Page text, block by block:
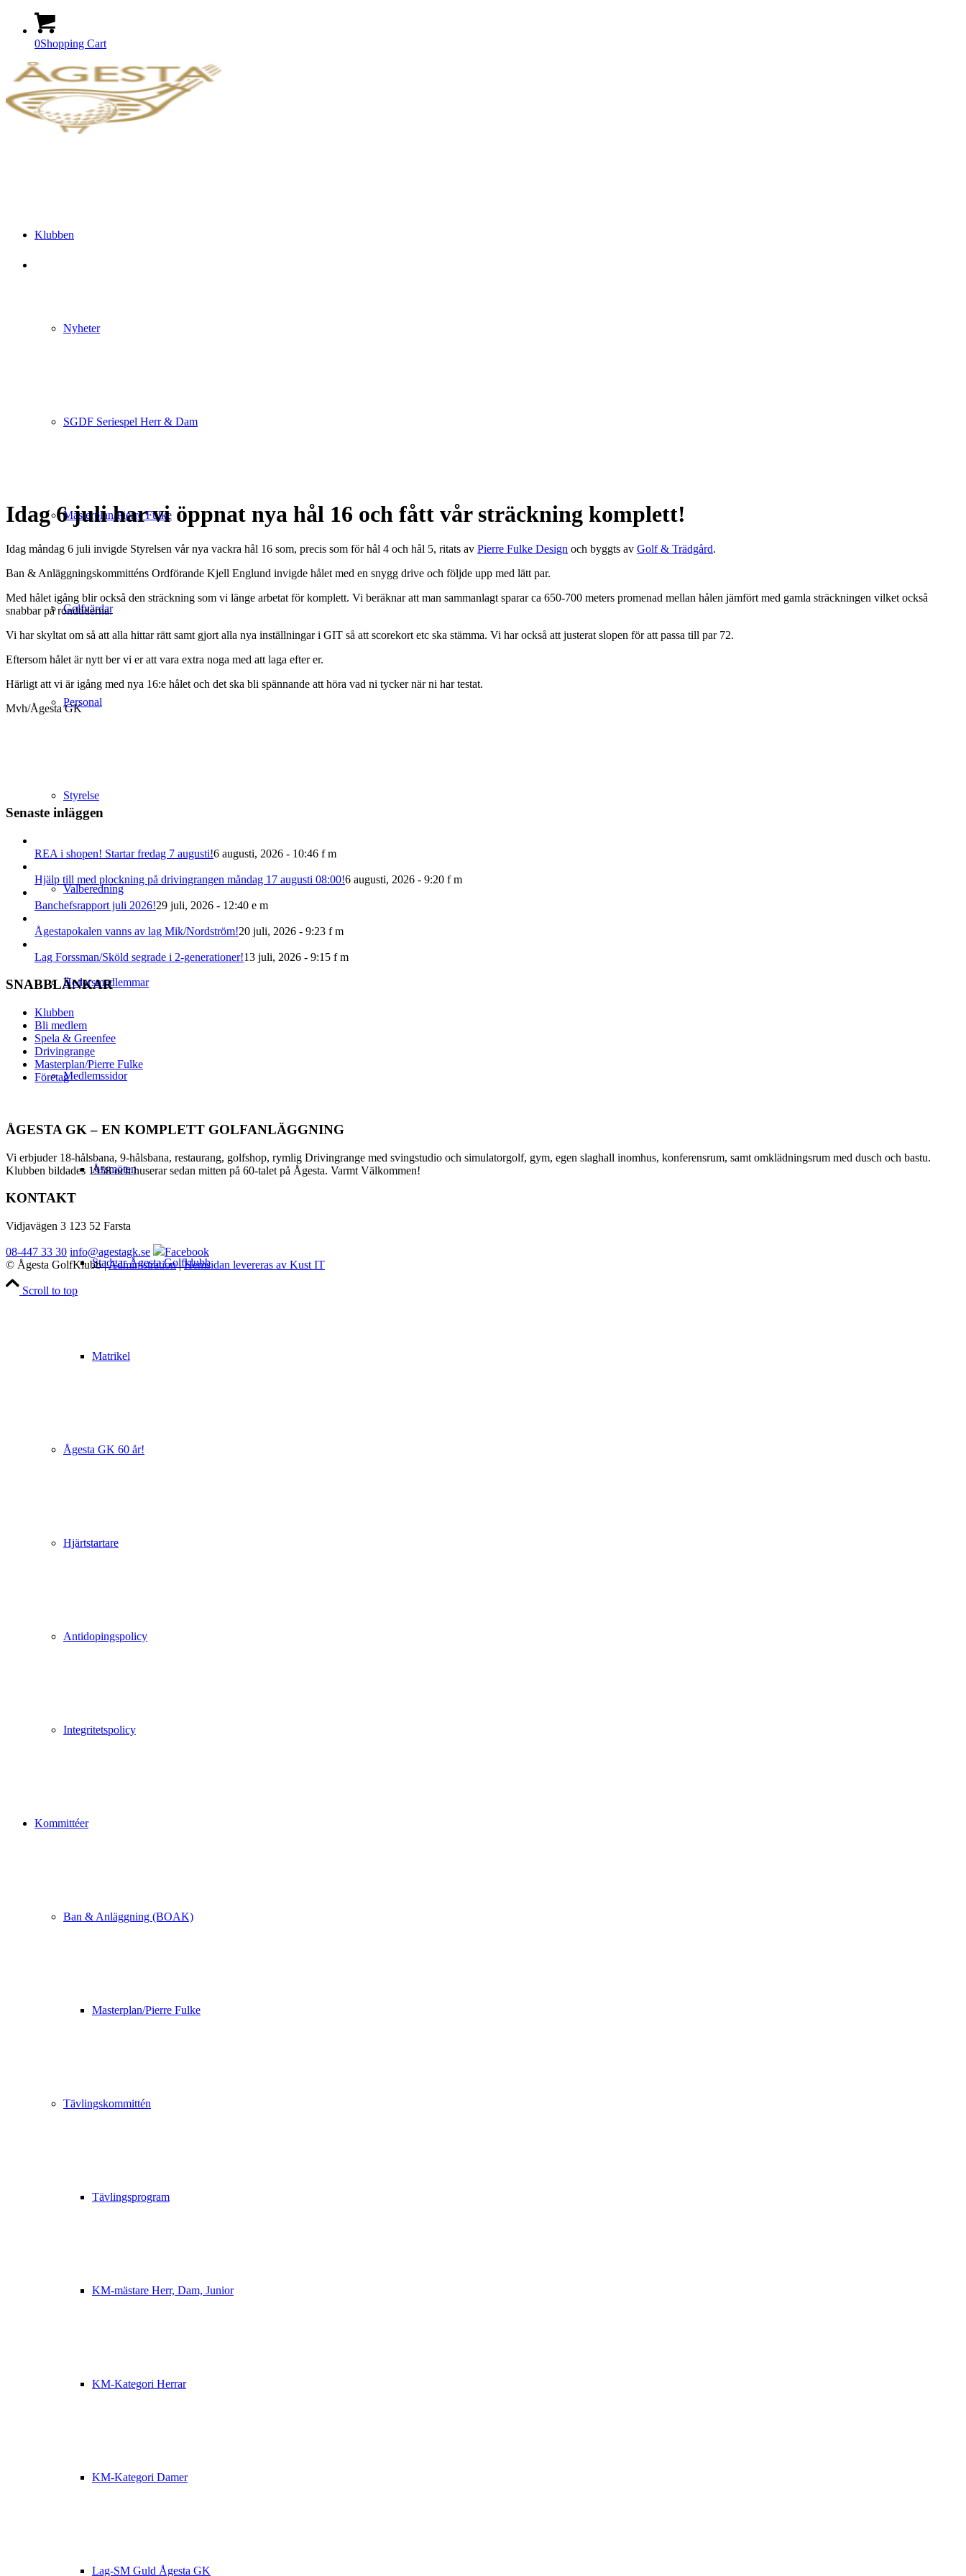
0Shopping Cart
Klubben
Nyheter
SGDF Seriespel Herr & Dam
Masterplan/Pierre Fulke
Golfvärdar
Personal
Styrelse
Valberedning
Hedersmedlemmar
Medlemssidor
Årsmöten
Stadgar Ågesta Golfklubb
Matrikel
Ågesta GK 60 år!
Hjärtstartare
Antidopingspolicy
Integritetspolicy
Kommittéer
Ban & Anläggning (BOAK)
Masterplan/Pierre Fulke
Tävlingskommittén
Tävlingsprogram
KM-mästare Herr, Dam, Junior
KM-Kategori Herrar
KM-Kategori Damer
Lag-SM Guld Ågesta GK
Idag 6 juli har vi öppnat nya hål 16 och fått vår sträckning komplett!
Idag måndag 6 juli invigde Styrelsen vår nya vackra hål 16 som, precis som för hål 4 och hål 5, ritats av Pierre Fulke Design och byggts av Golf & Trädgård.
Ban & Anläggningskommitténs Ordförande Kjell Englund invigde hålet med en snygg drive och följde upp med lätt par.
Med hålet igång blir också den sträckning som vi länge arbetat för komplett. Vi beräknar att man sammanlagt sparar ca 650-700 meters promenad mellan hålen jämfört med gamla sträckningen vilket också
snabbar på rondtiderna.
Vi har skyltat om så att alla hittar rätt samt gjort alla nya inställningar i GIT så att scorekort etc ska stämma. Vi har också att justerat slopen för att passa till par 72.
Eftersom hålet är nytt ber vi er att vara extra noga med att laga efter er.
Härligt att vi är igång med nya 16:e hålet och det ska bli spännande att höra vad ni tycker när ni har testat.
Mvh/Ågesta GK
Senaste inläggen
REA i shopen! Startar fredag 7 augusti!6 augusti, 2026 - 10:46 f m
‍Hjälp till med plockning på drivingrangen måndag 17 augusti 08:00!6 augusti, 2026 - 9:20 f m
Banchefsrapport juli 2026!29 juli, 2026 - 12:40 e m
Ågestapokalen vanns av lag Mik/Nordström!20 juli, 2026 - 9:23 f m
Lag Forssman/Sköld segrade i 2-generationer!13 juli, 2026 - 9:15 f m
SNABBLÄNKAR
Klubben
Bli medlem
Spela & Greenfee
Drivingrange
Masterplan/Pierre Fulke
Företag
ÅGESTA GK – EN KOMPLETT GOLFANLÄGGNING
Vi erbjuder 18-hålsbana, 9-hålsbana, restaurang, golfshop, rymlig Drivingrange med svingstudio och simulatorgolf, gym, egen slaghall inomhus, konferensrum, samt omklädningsrum med dusch och bastu.
Klubben bildades 1958 och huserar sedan mitten på 60-talet på Ågesta. Varmt Välkommen!
KONTAKT
Vidjavägen 3 123 52 Farsta
08-447 33 30 info@agestagk.se
Facebook
© Ågesta GolfKlubb|Administration|Hemsidan levereras av Kust IT
Scroll to top